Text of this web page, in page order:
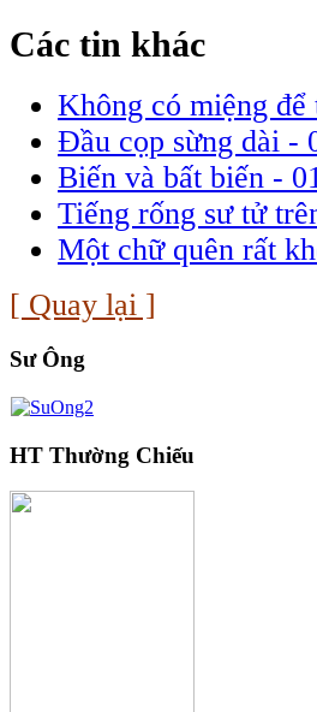
Các tin khác
Không có miệng để
Đầu cọp sừng dài -
Biến và bất biến -
Tiếng rống sư tử
Một chữ quên rất
[ Quay lại ]
Sư Ông
HT Thường Chiếu